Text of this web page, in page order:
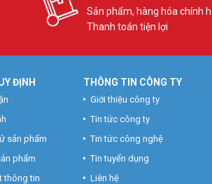
Sản phẩm, hàng hóa chính
Thanh toán tiện lợi
ĐỊNH
sản phẩm
phẩm
thông tin
THÔNG TIN CÔNG TY
Giới thiệu công ty
Tin tức công ty
Tin tức công nghệ
Tin tuyển dụng
Liên hệ